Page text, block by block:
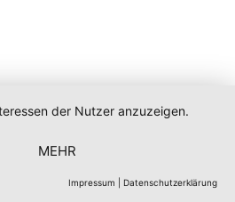
der Nutzer anzuzeigen.
MEHR
Impressum Datenschutzerklärung